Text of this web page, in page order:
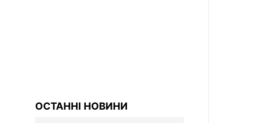
ОСТАННІ НОВИНИ